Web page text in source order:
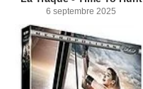
6 septembre 2025